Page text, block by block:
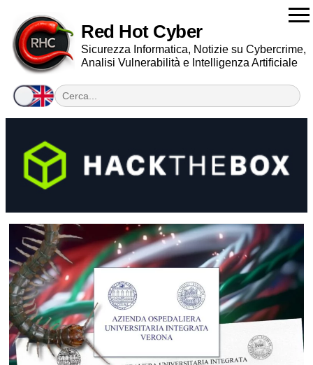
Red Hot Cyber
Sicurezza Informatica, Notizie su Cybercrime,
Analisi Vulnerabilità e Intelligenza Artificiale